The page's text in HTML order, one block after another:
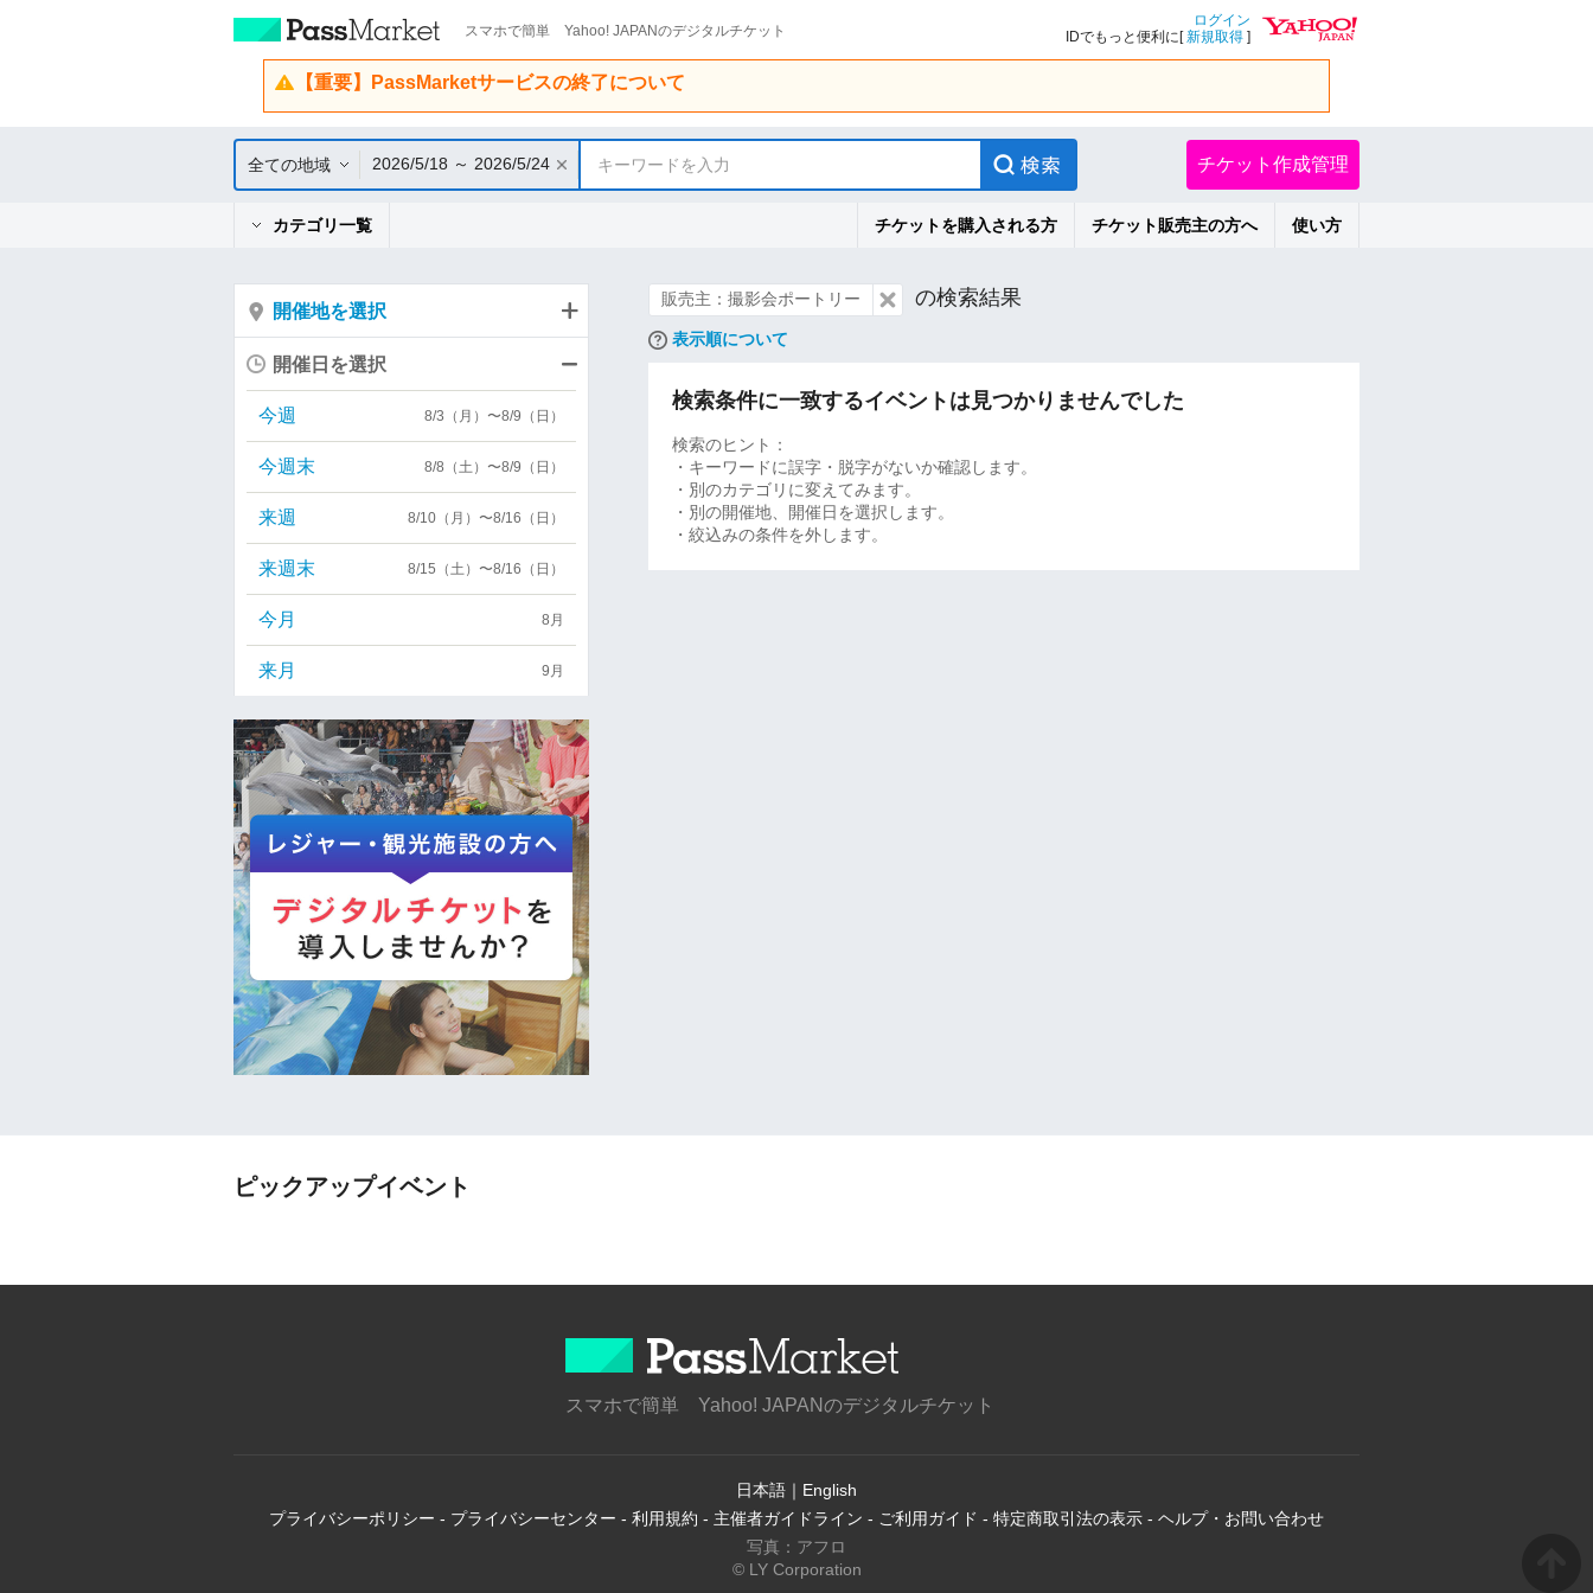
スマホで簡単 Yahoo! JAPANのデジタルチケット
ログイン
IDでもっと便利に[新規取得 ]
【重要】PassMarketサービスの終了について
全ての地域 2026/5/18 ～ 2026/5/24 キーワードを入力 チケット作成管理
カテゴリ一覧 チケットを購入される方 チケット販売主の方へ 使い方
販売主：撮影会ポートリー の検索結果
表示順について
検索条件に一致するイベントは見つかりませんでした
検索のヒント：
・キーワードに誤字・脱字がないか確認します。
・別のカテゴリに変えてみます。
・別の開催地、開催日を選択します。
・絞込みの条件を外します。
開催地を選択
開催日を選択
今週 8/3（月）〜8/9（日）
今週末 8/8（土）〜8/9（日）
来週 8/10（月）〜8/16（日）
来週末 8/15（土）〜8/16（日）
今月 8月
来月 9月
ピックアップイベント
スマホで簡単 Yahoo! JAPANのデジタルチケット
日本語 ｜ English
プライバシーポリシー - プライバシーセンター - 利用規約 - 主催者ガイドライン - ご利用ガイド - 特定商取引法の表示 - ヘルプ・お問い合わせ
写真：アフロ
© LY Corporation